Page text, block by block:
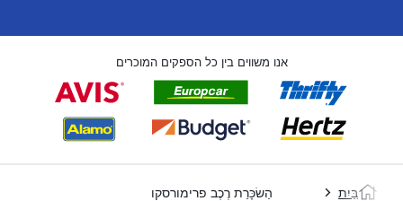
אנו משווים בין כל הספקים המוכרים
בַּיִת הַשׂכָּרַת רֶכֶב פרימורסקו